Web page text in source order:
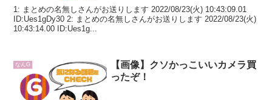
1: まとめの名無しさんがお送りします 2022/08/23(火) 10:43:09.01
ID:Ues1gDy30 2: まとめの名無しさんがお送りします 2022/08/23(火)
10:43:14.00 ID:Ues1g...
なんG
【画像】クソかっこいいカメラ買
ったぞ！